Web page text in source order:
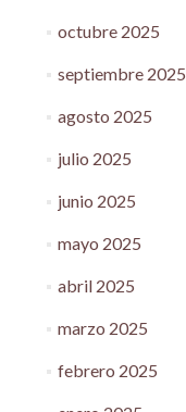
octubre 2025
septiembre 2025
agosto 2025
julio 2025
junio 2025
mayo 2025
abril 2025
marzo 2025
febrero 2025